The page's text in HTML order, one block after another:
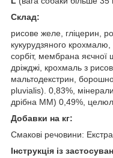
Склад:
рисове желе, гліцерин,
кукурудзяного
сорбіт, мембрана яєчної
дріжджі, крохмаль з
мальтодекстрин,
pluvialis). 0,83%,
дрібна ММ) 0,49%,
Добавки на кг:
Смакові речовини:
Інструкція із